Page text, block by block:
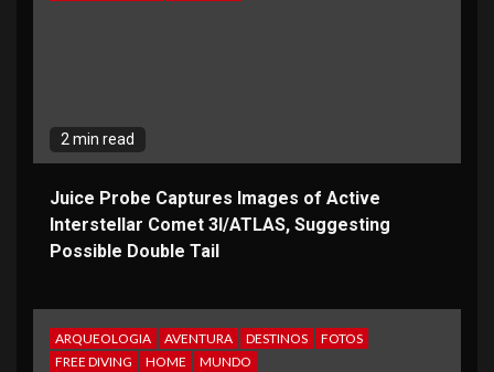
2 min read
Juice Probe Captures Images of Active
Interstellar Comet 3I/ATLAS, Suggesting
Possible Double Tail
ARQUEOLOGIA AVENTURA DESTINOS
FOTOS
FREE DIVING
HOME MUNDO